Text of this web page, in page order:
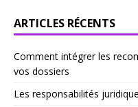
ARTICLES RÉCENTS
Comment intégrer les
vos dossiers
Les responsabilités